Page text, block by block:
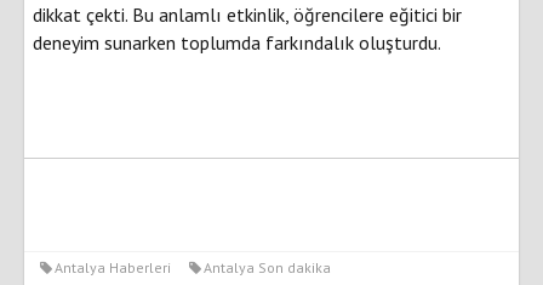
dikkat çekti. Bu anlamlı etkinlik, öğrencilere eğitici bir
deneyim sunarken toplumda farkındalık oluşturdu.
Antalya Haberleri
Antalya Son dakika